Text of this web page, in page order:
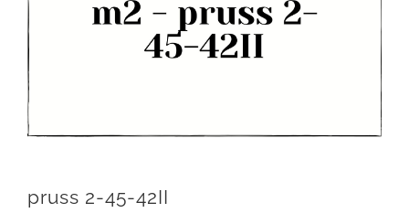
pruss 2-45-42II